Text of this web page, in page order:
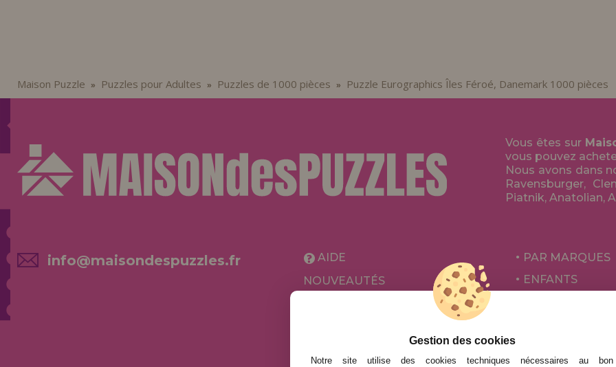
Maison Puzzle » Puzzles pour Adultes » Puzzles de 1000 pièces » Puzzle Eurographics Îles Féroé, Danemark 1000 pièces
Vous êtes sur
vous pouvez
Nous avons dans
Ravensburger,
Piatnik, Anatolian,
info@maisondespuzzles.fr
AIDE
NOUVEAUTÉS
PROMOTIONS ET OFFRES
PAR MARQUES
ENFANTS
Gestion des cookies
Notre site utilise des cookies techniques nécessaires au bon